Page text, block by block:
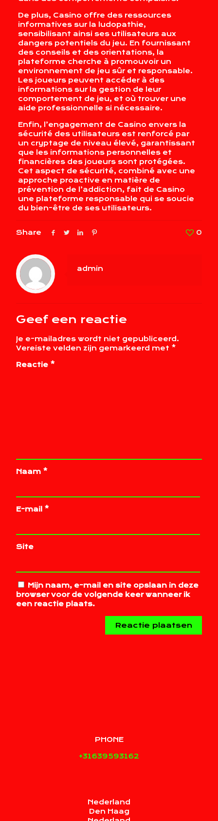
De plus, Casino offre des ressources
informatives sur la ludopathie,
sensibilisant ainsi ses utilisateurs aux
dangers potentiels du jeu. En fournissant
des conseils et des orientations, la
plateforme cherche à promouvoir un
environnement de jeu sûr et responsable.
Les joueurs peuvent accéder à des
informations sur la gestion de leur
comportement de jeu, et où trouver une
aide professionnelle si nécessaire.
Enfin, l’engagement de Casino envers la
sécurité des utilisateurs est renforcé par
un cryptage de niveau élevé, garantissant
que les informations personnelles et
financières des joueurs sont protégées.
Cet aspect de sécurité, combiné avec une
approche proactive en matière de
prévention de l’addiction, fait de Casino
une plateforme responsable qui se soucie
du bien-être de ses utilisateurs.
Share 0
admin
Geef een reactie
Je e-mailadres wordt niet gepubliceerd.
Vereiste velden zijn gemarkeerd met *
Reactie *
Naam *
E-mail *
Site
Mijn naam, e-mail en site opslaan in deze
browser voor de volgende keer wanneer ik
een reactie plaats.
PHONE
+31639593162
Nederland
Den Haag